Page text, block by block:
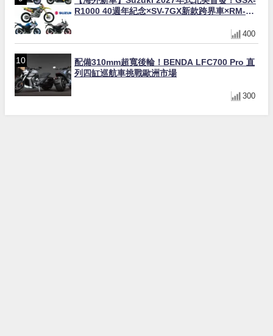
R1000 40週年紀念×SV-7GX新款跨界車×RM-
400
配備310mm超寬後輪！BENDA LFC700 Pro 直
列四缸巡航車挑戰歐洲市場
300